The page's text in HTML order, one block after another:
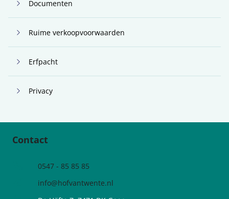
Documenten
Ruime verkoopvoorwaarden
Erfpacht
Privacy
Contact
0547 - 85 85 85
info@hofvantwente.nl